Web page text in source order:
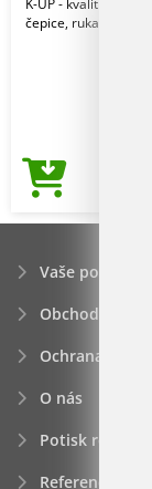
čepice, rukavice a
Vaše poptávka
Obchodní
Ochrana
O nás
Potisk
Reference